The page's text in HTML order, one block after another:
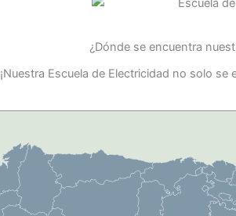
¿Dónde se encuentra
¡Nuestra Escuela de Electricidad no solo